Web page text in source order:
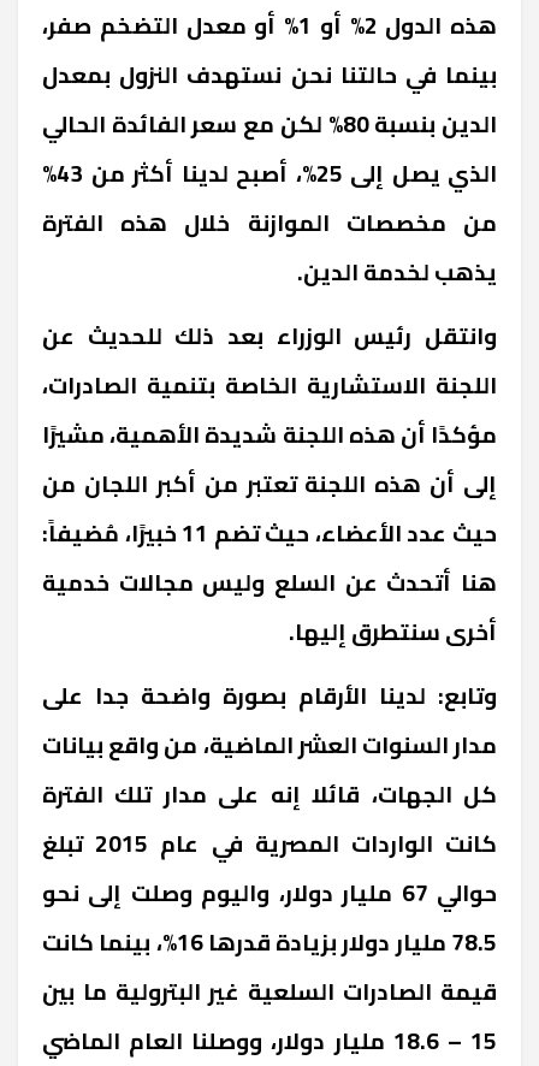
هذه الدول 2% أو 1% أو معدل التضخم صفر،
بينما في حالتنا نحن نستهدف النزول بمعدل
الدين بنسبة 80% لكن مع سعر الفائدة الحالي
الذي يصل إلى 25%، أصبح لدينا أكثر من 43%
من مخصصات الموازنة خلال هذه الفترة
يذهب لخدمة الدين.
وانتقل رئيس الوزراء بعد ذلك للحديث عن
اللجنة الاستشارية الخاصة بتنمية الصادرات،
مؤكدًا أن هذه اللجنة شديدة الأهمية، مشيرًا
إلى أن هذه اللجنة تعتبر من أكبر اللجان من
حيث عدد الأعضاء، حيث تضم 11 خبيرًا، مُضيفاً:
هنا أتحدث عن السلع وليس مجالات خدمية
أخرى سنتطرق إليها.
وتابع: لدينا الأرقام بصورة واضحة جدا على
مدار السنوات العشر الماضية، من واقع بيانات
كل الجهات، قائلا إنه على مدار تلك الفترة
كانت الواردات المصرية في عام 2015 تبلغ
حوالي 67 مليار دولار، واليوم وصلت إلى نحو
78.5 مليار دولار بزيادة قدرها 16%، بينما كانت
قيمة الصادرات السلعية غير البترولية ما بين
15 – 18.6 مليار دولار، ووصلنا العام الماضي